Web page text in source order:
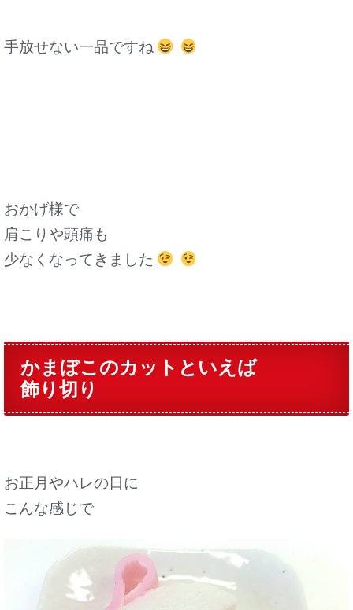
手放せない一品ですね
おかげ様で
肩こりや頭痛も
少なくなってきました
かまぼこのカットといえば
飾り切り
お正月やハレの日に
こんな感じで